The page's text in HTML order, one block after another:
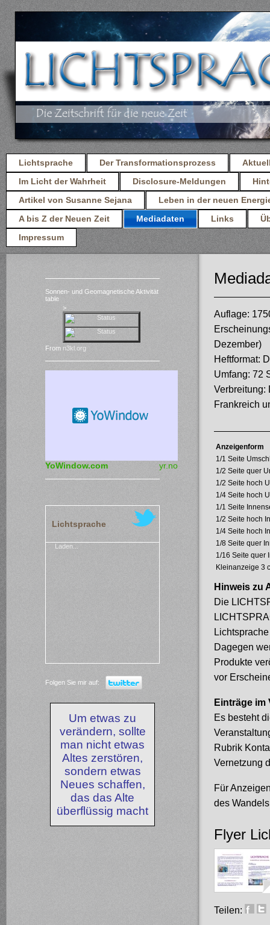
Lichtsprache Der Transformationsprozess
Im Licht der Wahrheit
Disclosure-Meldungen
Artikel von Susanne Sejana
Leben in der neuen
A bis Z der Neuen Zeit
Mediadaten Links
Impressum
Auflage:
Dezember)
Heftformat:
Umfang: 72
Verbreitung:
Frankreich
Anzeigenform
1/1 Seite
1/2 Seite quer
1/2 Seite hoch
1/4 Seite hoch
1/1 Seite
1/2 Seite hoch
1/4 Seite hoch
1/8 Seite quer
1/16 Seite quer
Kleinanzeige 3
Hinweis zu
Die
Dagegen
Produkte
vor
Einträge im
Es besteht
Rubrik
Vernetzung
Für
des
Flyer
Teilen:
Sonnen- und Geomagnetische Aktivität
table
>
From n3kl.org
YoWindow.com yr.no
Lichtsprache
Laden...
Folgen Sie mir auf:
Um etwas zu
verändern, sollte
man nicht etwas
Altes zerstören,
sondern etwas
Neues schaffen,
das das Alte
überflüssig macht